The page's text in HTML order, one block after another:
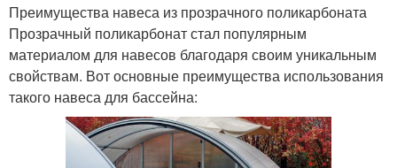
Преимущества навеса из прозрачного поликарбоната
Прозрачный поликарбонат стал популярным
материалом для навесов благодаря своим уникальным
свойствам. Вот основные преимущества использования
такого навеса для бассейна: